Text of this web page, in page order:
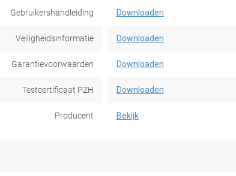
Gebruikershandleiding Downloaden
Veiligheidsinformatie Downloaden
Garantievoorwaarden Downloaden
Testcertificaat PZH Downloaden
Producent Bekijk